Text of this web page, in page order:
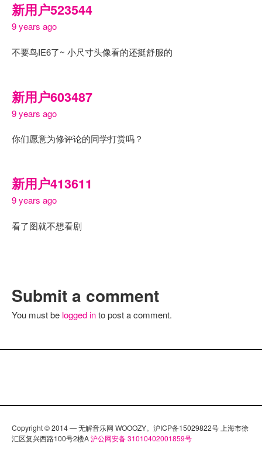
新用户523544
9 years ago
不要鸟IE6了~ 小尺寸头像看的还挺舒服的
新用户603487
9 years ago
你们愿意为修评论的同学打赏吗？
新用户413611
9 years ago
看了图就不想看剧
Submit a comment
You must be logged into post a comment.
Copyright © 2014 — 无解音乐网 WOOOZY。沪ICP备15029822号 上海市徐
汇区复兴西路100号2楼A沪公网安备 31010402001859号